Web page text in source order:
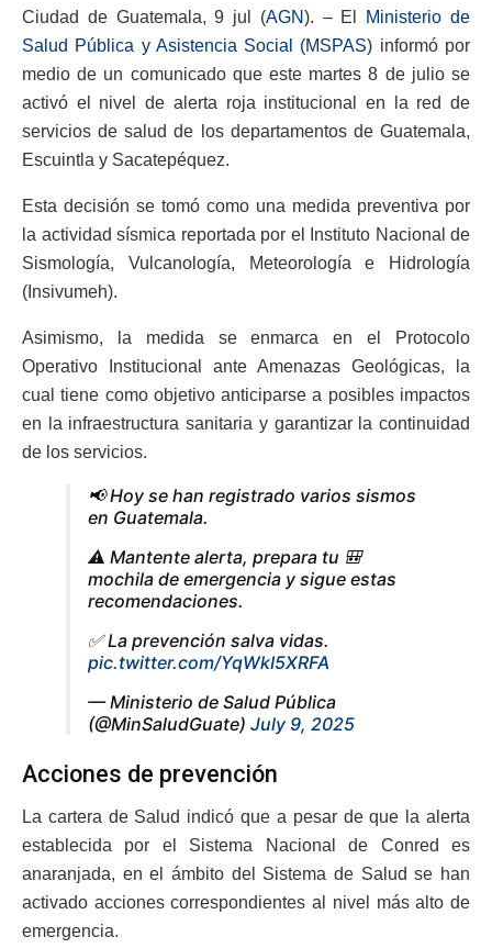
Ciudad de Guatemala, 9 jul (AGN). – El
Ministerio de
Salud Pública y Asistencia Social (MSPAS) informó por
medio de un comunicado que este martes 8 de julio se
activó el nivel de alerta roja institucional en la red de
servicios de salud de los departamentos de Guatemala,
Escuintla y Sacatepéquez.
Esta decisión se tomó como una medida preventiva por
la actividad sísmica reportada por el Instituto Nacional de
Sismología, Vulcanología, Meteorología e Hidrología
(Insivumeh).
Asimismo, la medida se enmarca en el Protocolo
Operativo Institucional ante Amenazas Geológicas, la
cual tiene como objetivo anticiparse a posibles impactos
en la infraestructura sanitaria y garantizar la continuidad
de los servicios.
📢 Hoy se han registrado varios sismos
en Guatemala.
⚠️ Mantente alerta, prepara tu 🎒
mochila de emergencia y sigue estas
recomendaciones.
✅ La prevención salva vidas.
pic.twitter.com/YqWkI5XRFA
— Ministerio de Salud Pública
(@MinSaludGuate) July 9, 2025
Acciones de prevención
La cartera de Salud indicó que a pesar de que la alerta
establecida por el Sistema Nacional de Conred es
anaranjada, en el ámbito del Sistema de Salud se han
activado acciones correspondientes al nivel más alto de
emergencia.